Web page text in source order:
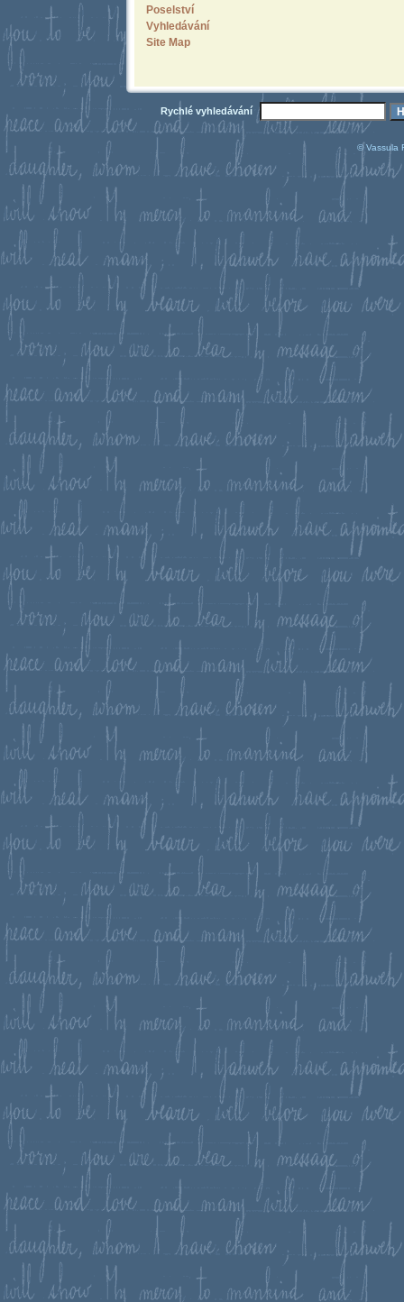
Poselství
Vyhledávání
Site Map
Rychlé vyhledávání
© Vassula